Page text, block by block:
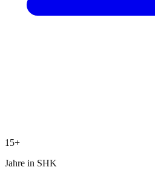
15+
Jahre in SHK